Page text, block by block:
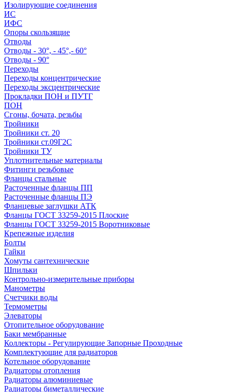
Изолирующие соединения
ИС
ИФС
Опоры скользящие
Отводы
Отводы - 30°, - 45°,- 60°
Отводы - 90°
Переходы
Переходы концентрические
Переходы эксцентрические
Прокладки ПОН и ПУТГ
ПОН
Сгоны, бочата, резьбы
Тройники
Тройники ст. 20
Тройники ст.09Г2С
Тройники ТУ
Уплотнительные материалы
Фитинги резьбовые
Фланцы стальные
Расточенные фланцы ПП
Расточенные фланцы ПЭ
Фланцевые заглушки АТК
Фланцы ГОСТ 33259-2015 Плоские
Фланцы ГОСТ 33259-2015 Воротниковые
Крепежные изделия
Болты
Гайки
Хомуты сантехнические
Шпильки
Контрольно-измерительные приборы
Манометры
Счетчики воды
Термометры
Элеваторы
Отопительное оборудование
Баки мембранные
Коллекторы - Регулирующие Запорные Проходные
Комплектующие для радиаторов
Котельное оборудование
Радиаторы отопления
Радиаторы алюминиевые
Радиаторы биметаллические